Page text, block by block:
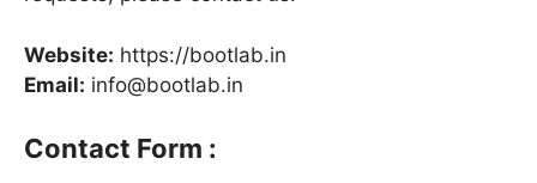
Website: https://bootlab.in
Email: info@bootlab.in
Contact Form :